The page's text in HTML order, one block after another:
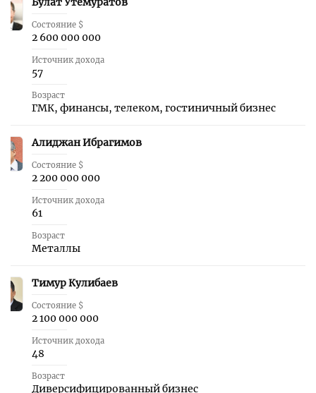
1
Состояние $
2 600 000 000
Источник дохода
57
Возраст
ГМК, финансы, телеком, гостиничный бизнес
2 Алиджан Ибрагимов
Состояние $
2 200 000 000
Источник дохода
61
Возраст
Металлы
3 Тимур Кулибаев
Состояние $
2 100 000 000
Источник дохода
48
Возраст
Диверсифицированный бизнес